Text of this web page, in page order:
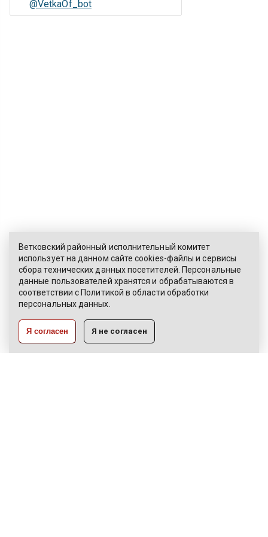
ЭЛЕКТРОННОЕ ОБРАЩЕНИЕ
КАРТА САЙТА
@VetkaOf_bot
РАЗРАБОТКА:
ЦВР «Октябрьский»
Ветковский районный исполнительный комитет
использует на данном сайте cookies-файлы и сервисы
сбора технических данных посетителей. Персональные
данные пользователей хранятся и обрабатываются в
соответствии с Политикой в области обработки
персональных данных.
Я не согласен
Я согласен